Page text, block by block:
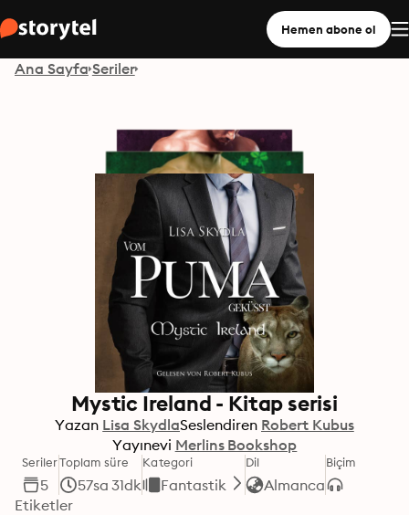
Hemen abone ol
Ana Sayfa Seriler
Mystic Ireland - Kitap serisi
Yazan Lisa SkydlaSeslendiren Robert Kubus
Yayınevi Merlins Bookshop
Seriler
5
Toplam süre
57sa 31dk
Kategori
Fantastik
Dil
Almanca
Biçim
Etiketler